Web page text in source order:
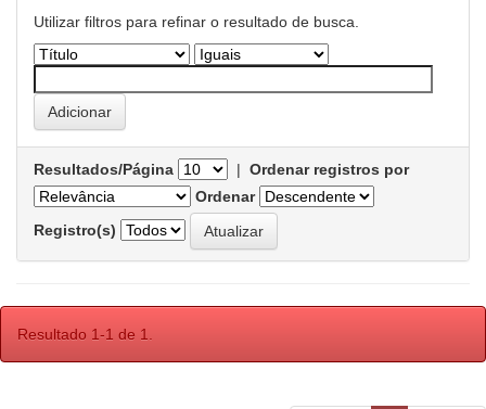
Utilizar filtros para refinar o resultado de busca.
Resultados/Página | Ordenar registros por
Ordenar
Registro(s)
Resultado 1-1 de 1.